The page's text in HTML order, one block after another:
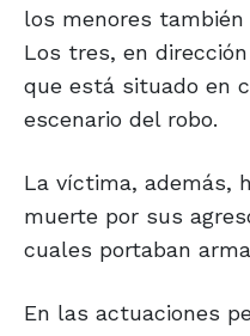
los menores
Los tres, en
que está situado en
escenario del robo.
La víctima, además,
muerte por sus
cuales portaban
En las actuaciones